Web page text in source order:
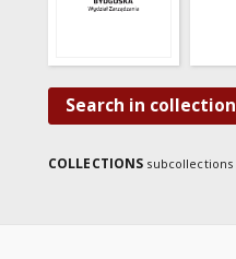
Search in collection
COLLECTIONS subcollections